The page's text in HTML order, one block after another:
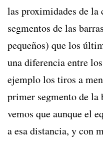
las proximidades de la
segmentos de las
pequeños) que los
una diferencia entre
ejemplo los tiros a
primer segmento de
vemos que aunque el
a esa distancia, y con